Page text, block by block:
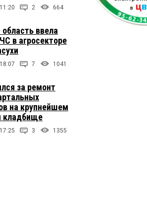
2 664
ввела
в агросекторе
7 1041
за ремонт
на крупнейшем
кладбище
3 1355